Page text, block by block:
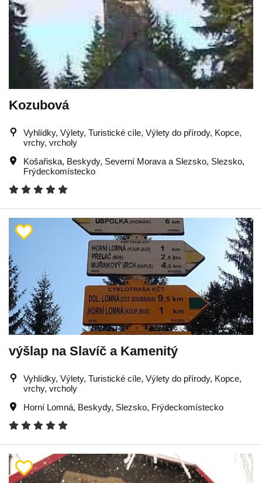
Kozubová
Vyhlídky, Výlety, Turistické cíle, Výlety do přírody, Kopce,
vrchy, vrcholy
Košařiska, Beskydy, Severní Morava a Slezsko, Slezsko,
Frýdeckomístecko
výšlap na Slavíč a Kamenitý
Vyhlídky, Výlety, Turistické cíle, Výlety do přírody, Kopce,
vrchy, vrcholy
Horní Lomná, Beskydy, Slezsko, Frýdeckomístecko